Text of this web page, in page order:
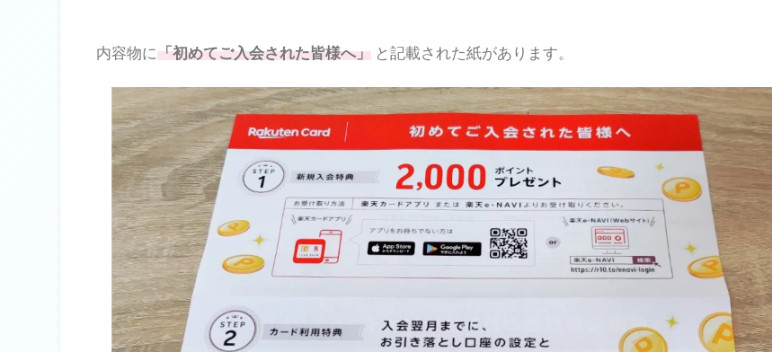
内容物に「初めてご入会された皆様へ」 と記載された紙があります。